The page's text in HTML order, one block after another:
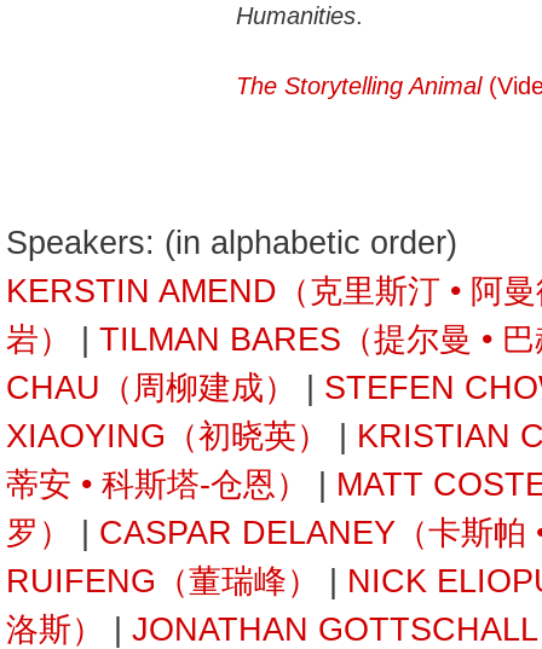
Humanities.
The Storytelling Animal
Speakers: (in alphabetic order)
KERSTIN AMEND（克里斯汀 • 阿
岩）
TILMAN BARES（提尔曼 •
CHAU（周柳建成）
STEFEN
XIAOYING（初晓英）
KRISTIAN
蒂安 • 科斯塔-仓恩）
MATT
罗）
CASPAR DELANEY（卡斯帕
RUIFENG（董瑞峰）
NICK
洛斯）
JONATHAN